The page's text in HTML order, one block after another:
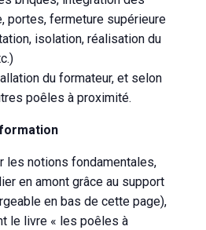
portes, fermeture supérieure
isolation, réalisation du
du formateur, et selon
poêles à proximité.
les notions fondamentales,
en amont grâce au support
en bas de cette page),
le livre « les poêles à